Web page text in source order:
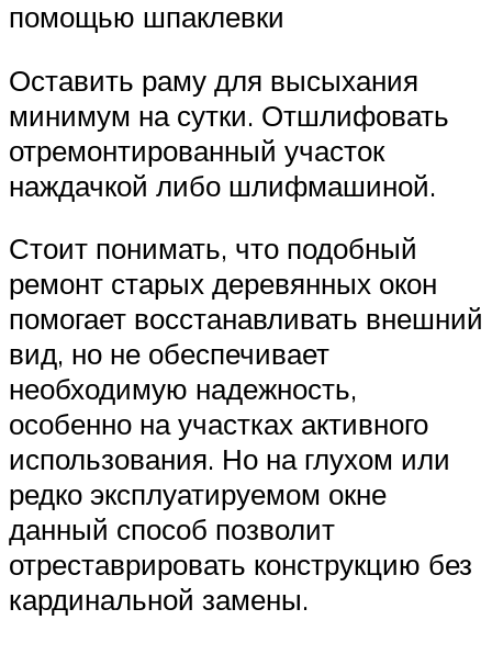
помощью шпаклевки
Оставить раму для высыхания
минимум на сутки. Отшлифовать
отремонтированный участок
наждачкой либо шлифмашиной.
Стоит понимать, что подобный
ремонт старых деревянных окон
помогает восстанавливать внешний
вид, но не обеспечивает
необходимую надежность,
особенно на участках активного
использования. Но на глухом или
редко эксплуатируемом окне
данный способ позволит
отреставрировать конструкцию без
кардинальной замены.